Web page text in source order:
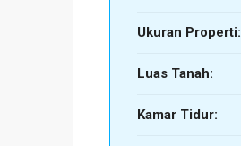
Ukuran Properti:
Luas Tanah:
Kamar Tidur: